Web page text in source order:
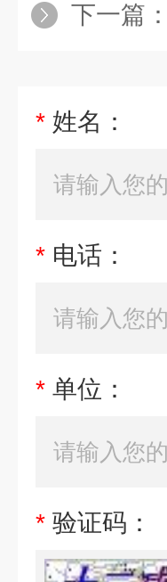
下一篇：
* 姓名：
* 电话：
* 单位：
* 验证码：